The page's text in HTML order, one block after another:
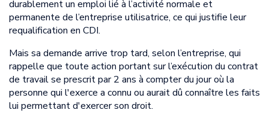
durablement un emploi lié à l’activité normale et
permanente de l’entreprise utilisatrice, ce qui justifie leur
requalification en CDI.
Mais sa demande arrive trop tard, selon l’entreprise, qui
rappelle que toute action portant sur l’exécution du contrat
de travail se prescrit par 2 ans à compter du jour où la
personne qui l'exerce a connu ou aurait dû connaître les faits
lui permettant d'exercer son droit.